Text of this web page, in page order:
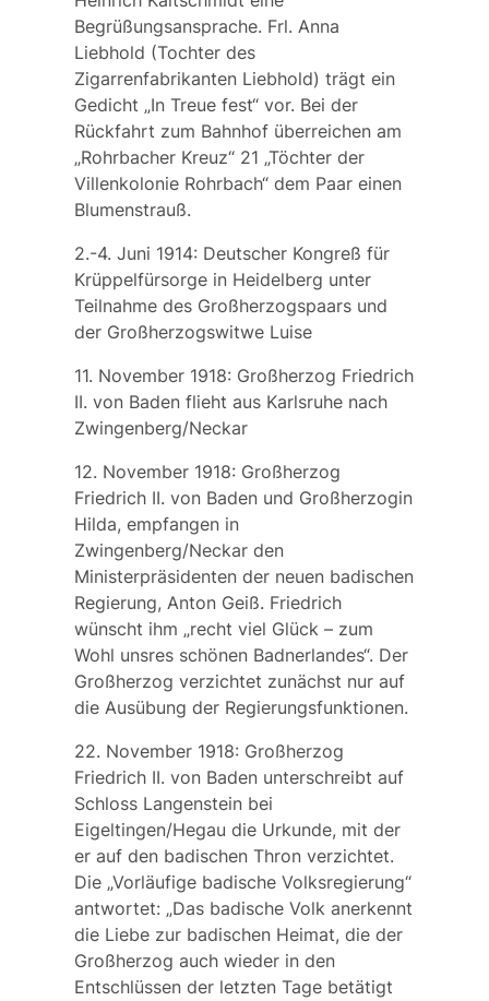
Begrüßungsansprache. Frl. Anna
Liebhold (Tochter des
Zigarrenfabrikanten Liebhold) trägt ein
Gedicht „In Treue fest“ vor. Bei der
Rückfahrt zum Bahnhof überreichen am
„Rohrbacher Kreuz“ 21 „Töchter der
Villenkolonie Rohrbach“ dem Paar einen
Blumenstrauß.
2.-4. Juni 1914: Deutscher Kongreß für
Krüppelfürsorgein Heidelberg unter
Teilnahme des Großherzogspaars und
der Großherzogswitwe Luise
11. November 1918: Großherzog Friedrich
II. von Baden flieht aus Karlsruhe nach
Zwingenberg/Neckar
12. November 1918: Großherzog
Friedrich II. von Baden und Großherzogin
Hilda, empfangen in
Zwingenberg/Neckar den
Ministerpräsidenten der neuen badischen
Regierung, Anton Geiß. Friedrich
wünscht ihm „recht viel Glück – zum
Wohl unsres schönen Badnerlandes“. Der
Großherzog verzichtet zunächst nur auf
die Ausübung der Regierungsfunktionen.
22. November 1918: Großherzog
Friedrich II. von Baden unterschreibt auf
Schloss Langenstein bei
Eigeltingen/Hegau die Urkunde, mit der
er auf den badischen Thron verzichtet.
Die „Vorläufige badische Volksregierung“
antwortet: „Das badische Volk anerkennt
die Liebe zur badischen Heimat, die der
Großherzog auch wieder in den
Entschlüssen der letzten Tage betätigt